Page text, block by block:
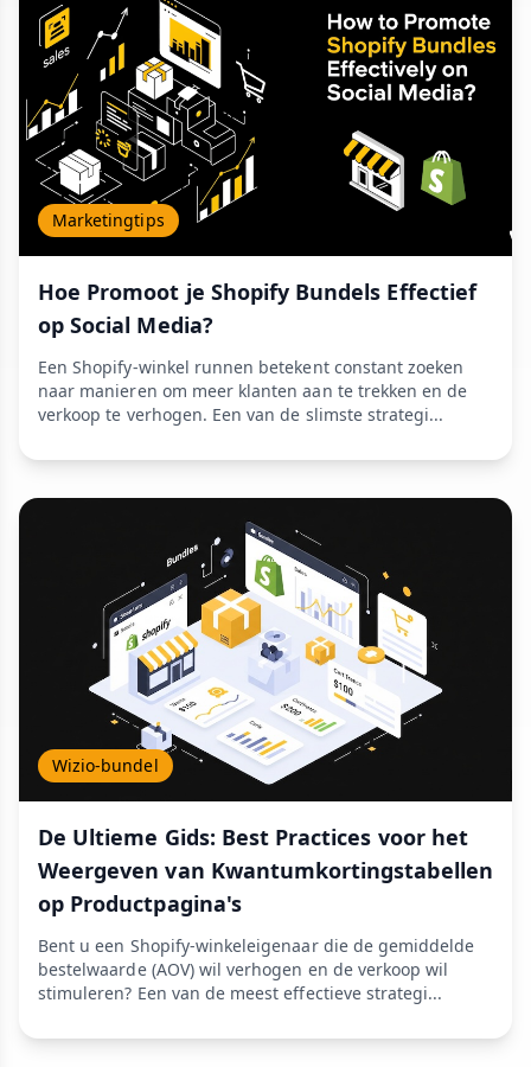
Marketingtips
Hoe Promoot je Shopify Bundels Effectief
op Social Media?
Een Shopify-winkel runnen betekent constant zoeken
naar manieren om meer klanten aan te trekken en de
verkoop te verhogen. Een van de slimste strategi...
Wizio-bundel
De Ultieme Gids: Best Practices voor het
Weergeven van Kwantumkortingstabellen
op Productpagina's
Bent u een Shopify-winkeleigenaar die de gemiddelde
bestelwaarde (AOV) wil verhogen en de verkoop wil
stimuleren? Een van de meest effectieve strategi...